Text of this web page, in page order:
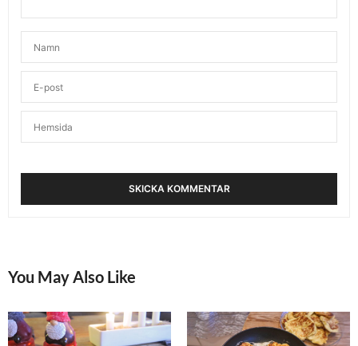
Det är ju EXAKT samma recept som vi körde för
Apollo! Fast vi skippade kaffet med barnen (men
Kram
Precis Milla och om en har i pepparkakskrydda ist
DECEMBER 6, 2015 KL. 9:27 F M
Ska testa det receptet med pepparkakskrydda,
You May Also Like